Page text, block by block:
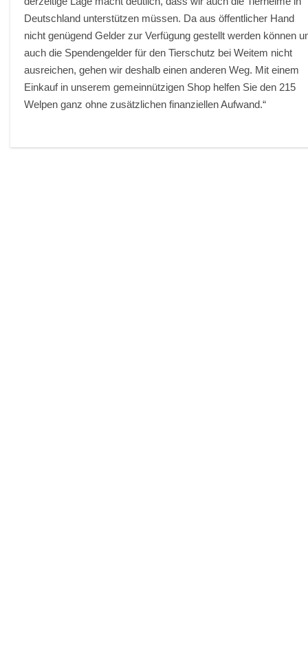
Deutschland unterstützen müssen. Da aus öffentlicher Hand
nicht genügend Gelder zur Verfügung gestellt werden können
auch die Spendengelder für den Tierschutz bei Weitem nicht
ausreichen, gehen wir deshalb einen anderen Weg. Mit einem
Einkauf in unserem gemeinnützigen Shop helfen Sie den 215
Welpen ganz ohne zusätzlichen finanziellen Aufwand.“